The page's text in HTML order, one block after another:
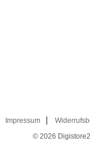
Impressum
© 2026